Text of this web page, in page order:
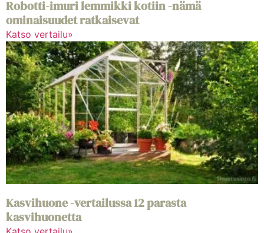
Robotti-imuri lemmikki kotiin -nämä
ominaisuudet ratkaisevat
Katso vertailu»
Kasvihuone -vertailussa 12 parasta
kasvihuonetta